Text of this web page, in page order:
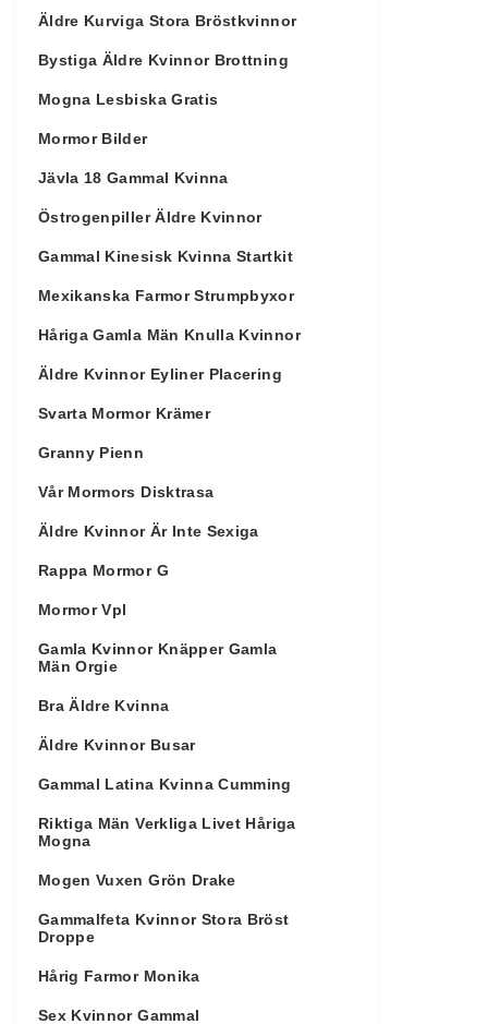
Äldre Kurviga Stora Bröstkvinnor
Bystiga Äldre Kvinnor Brottning
Mogna Lesbiska Gratis
Mormor Bilder
Jävla 18 Gammal Kvinna
Östrogenpiller Äldre Kvinnor
Gammal Kinesisk Kvinna Startkit
Mexikanska Farmor Strumpbyxor
Håriga Gamla Män Knulla Kvinnor
Äldre Kvinnor Eyliner Placering
Svarta Mormor Krämer
Granny Pienn
Vår Mormors Disktrasa
Äldre Kvinnor Är Inte Sexiga
Rappa Mormor G
Mormor Vpl
Gamla Kvinnor Knäpper Gamla
Män Orgie
Bra Äldre Kvinna
Äldre Kvinnor Busar
Gammal Latina Kvinna Cumming
Riktiga Män Verkliga Livet Håriga
Mogna
Mogen Vuxen Grön Drake
Gammalfeta Kvinnor Stora Bröst
Droppe
Hårig Farmor Monika
Sex Kvinnor Gammal